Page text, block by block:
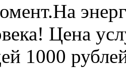
Цена
1000